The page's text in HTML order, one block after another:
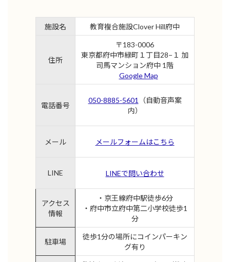
施設名 教育複合施設Clover Hill府中
住所
〒183-0006
東京都府中市緑町１丁目28−１ 加
司馬マンション府中 1階
Google Map
電話番号
050-8885-5601
（自動音声案
内）
メール メールフォームはこちら
LINE LINEで問い合わせ
アクセス
情報
・京王線府中駅徒歩6分
・府中市立府中第二小学校徒歩1
分
駐車場
徒歩1分の場所にコインパーキン
グ有り